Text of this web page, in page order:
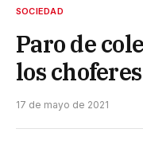
SOCIEDAD
Paro de
los
17 de mayo de 2021